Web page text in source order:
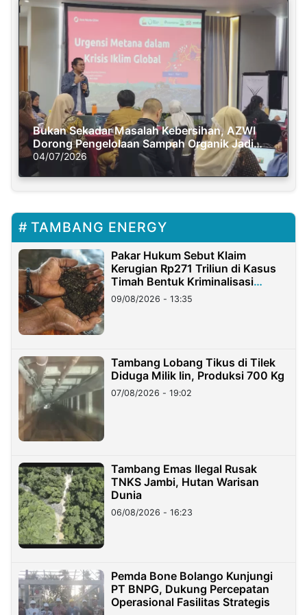
Bukan Sekadar Masalah Kebersihan, AZWI
Dorong Pengelolaan Sampah Organik Jadi
Solusi Krisis Iklim
04/07/2026
TAMBANG ENERGY
Pakar Hukum Sebut Klaim
Kerugian Rp271 Triliun di Kasus
Timah Bentuk Kriminalisasi
Terhadap Usaha
09/08/2026 - 13:35
Tambang Lobang Tikus di Tilek
Diduga Milik Iin, Produksi 700 Kg
07/08/2026 - 19:02
Tambang Emas Ilegal Rusak
TNKS Jambi, Hutan Warisan
Dunia
06/08/2026 - 16:23
Pemda Bone Bolango Kunjungi
PT BNPG, Dukung Percepatan
Operasional Fasilitas Strategis